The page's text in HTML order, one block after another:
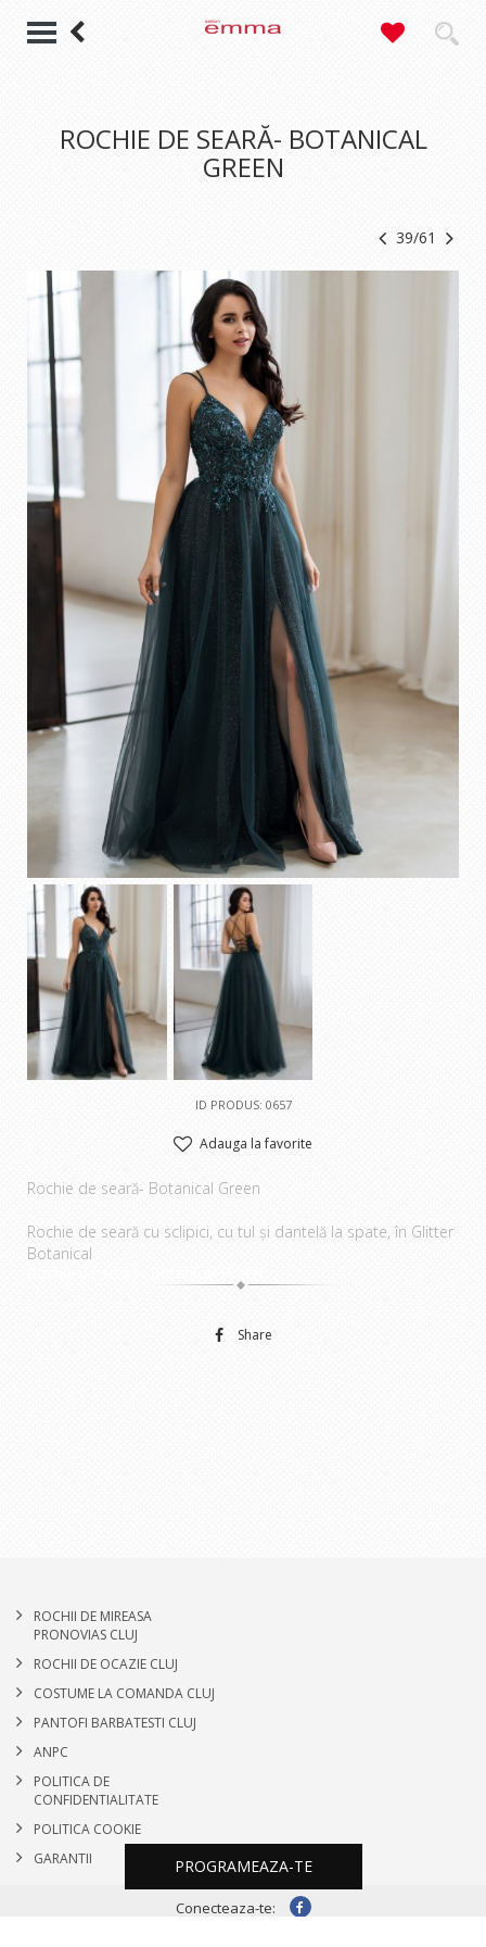
ROCHIE DE SEARĂ- BOTANICAL
GREEN
39/61
ID PRODUS: 0657
Adauga la favorite
Rochie de seară- Botanical Green
Rochie de seară cu sclipici, cu tul și dantelă la spate, în Glitter
Botanical
Share
PROGRAMEAZA-TE
ROCHII DE MIREASA
PRONOVIAS CLUJ
ROCHII DE OCAZIE CLUJ
COSTUME LA COMANDA CLUJ
PANTOFI BARBATESTI CLUJ
ANPC
POLITICA DE
CONFIDENTIALITATE
POLITICA COOKIE
GARANTII
Conecteaza-te: